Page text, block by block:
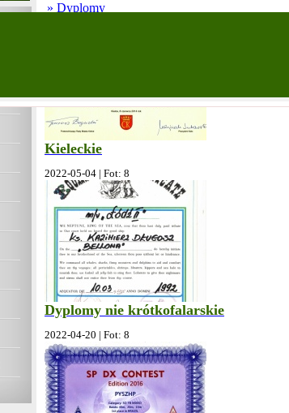
» Dyplomy
Kieleckie
2022-05-04 | Fot: 8
Dyplomy nie krótkofalarskie
2022-04-20 | Fot: 8